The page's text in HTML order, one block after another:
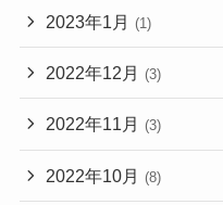
2023年1月 (1)
2022年12月 (3)
2022年11月 (3)
2022年10月 (8)